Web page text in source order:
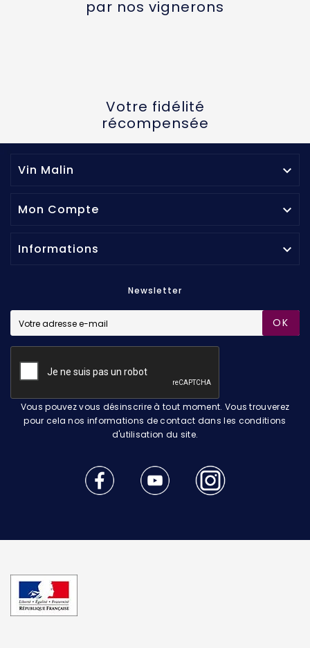
par nos vignerons
Votre fidélité
récompensée
Vin Malin 
Mon Compte 
Informations 
Newsletter
OK
Vous pouvez vous désinscrire à tout moment. Vous trouverez
pour cela nos informations de contact dans les conditions
d'utilisation du site.